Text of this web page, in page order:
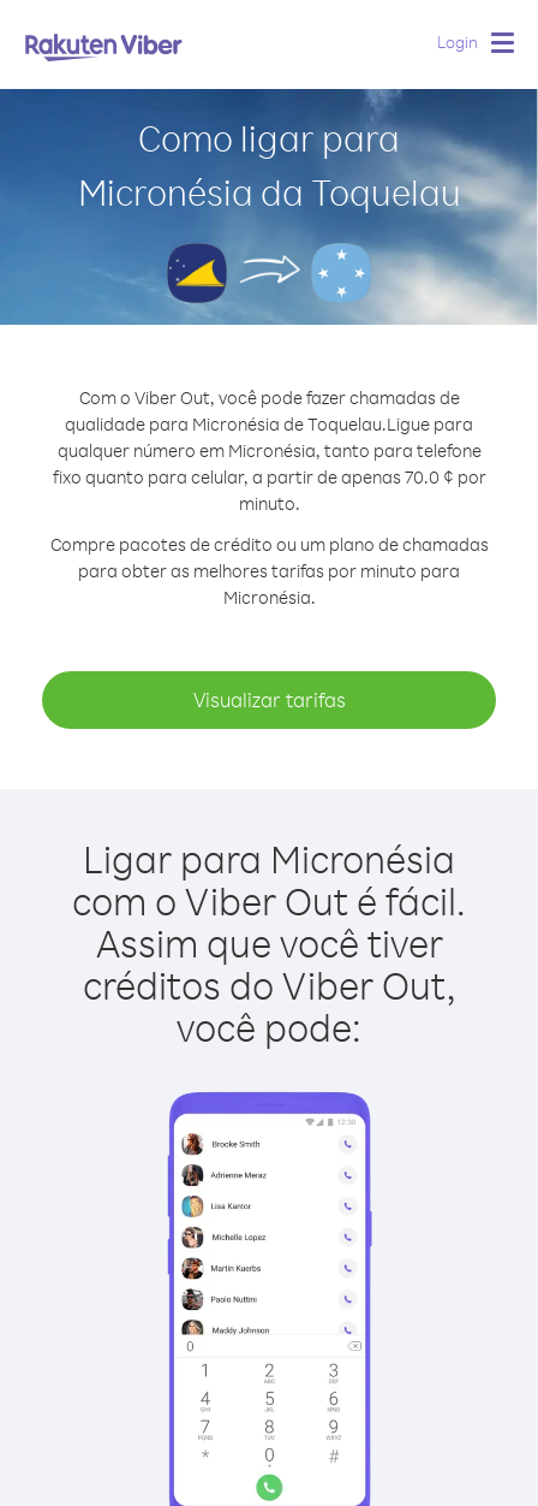
Login
Como ligar para
Micronésia da Toquelau
Com o Viber Out, você pode fazer chamadas de
qualidade para Micronésia de Toquelau.Ligue para
qualquer número em Micronésia, tanto para telefone
fixo quanto para celular, a partir de apenas 70.0 ¢ por
minuto.
Compre pacotes de crédito ou um plano de chamadas
para obter as melhores tarifas por minuto para
Micronésia.
Visualizar tarifas
Ligar para Micronésia
com o Viber Out é fácil.
Assim que você tiver
créditos do Viber Out,
você pode: